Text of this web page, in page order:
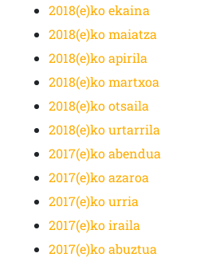
2018(e)ko ekaina
2018(e)ko maiatza
2018(e)ko apirila
2018(e)ko martxoa
2018(e)ko otsaila
2018(e)ko urtarrila
2017(e)ko abendua
2017(e)ko azaroa
2017(e)ko urria
2017(e)ko iraila
2017(e)ko abuztua